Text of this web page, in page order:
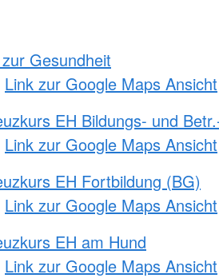
Gesundheit
Link zur Google Maps Ansicht
EH Bildungs- und
Link zur Google Maps Ansicht
EH Fortbildung (BG)
Link zur Google Maps Ansicht
EH am Hund
Link zur Google Maps Ansicht